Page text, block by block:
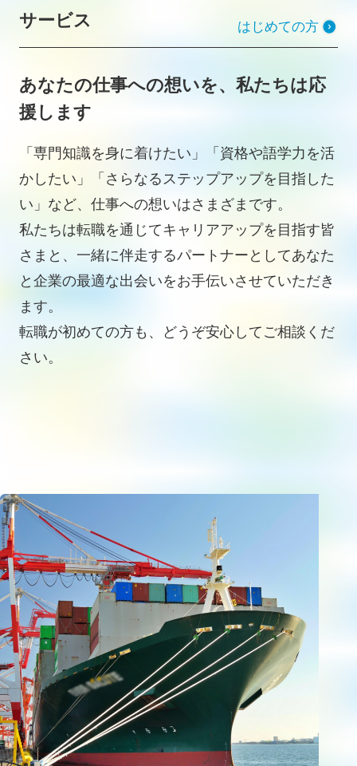
サービス はじめての方
あなたの仕事への想いを、私たちは応
援します
「専門知識を身に着けたい」「資格や語学力を活
かしたい」「さらなるステップアップを目指した
い」など、仕事への想いはさまざまです。
私たちは転職を通じてキャリアアップを目指す皆
さまと、一緒に伴走するパートナーとしてあなた
と企業の最適な出会いをお手伝いさせていただき
ます。
転職が初めての方も、どうぞ安心してご相談くだ
さい。